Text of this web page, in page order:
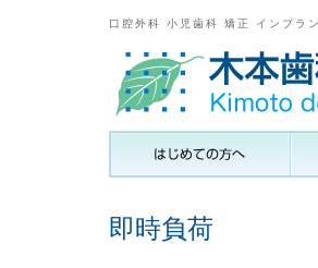
口腔外科 小児歯科 矯正 インプラ
即時負荷